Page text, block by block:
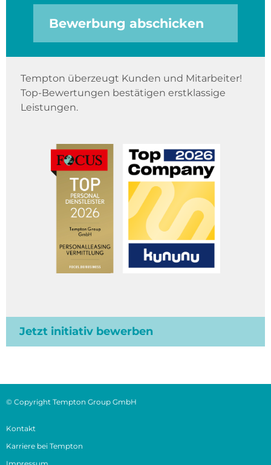
Bewerbung abschicken
Tempton überzeugt Kunden und Mitarbeiter!
Top-Bewertungen bestätigen erstklassige
Leistungen.
Jetzt initiativ bewerben
© Copyright Tempton Group GmbH
Kontakt
Karriere bei Tempton